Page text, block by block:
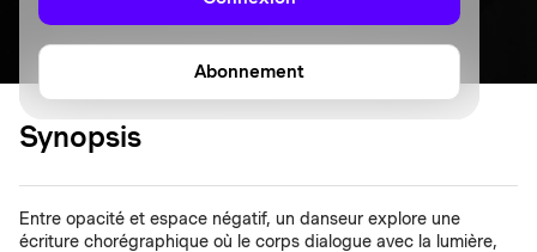
Abonnement
Synopsis
Entre opacité et espace négatif, un danseur explore une
écriture chorégraphique où le corps dialogue avec la lumière,